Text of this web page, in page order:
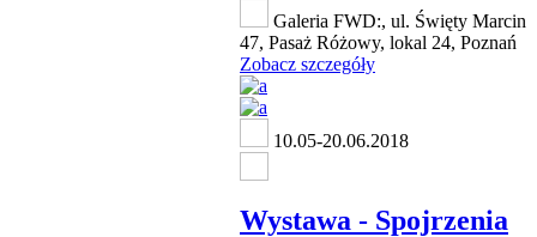
Galeria FWD:, ul. Święty Marcin
47, Pasaż Różowy, lokal 24, Poznań
Zobacz szczegóły
10.05-20.06.2018
Wystawa - Spojrzenia